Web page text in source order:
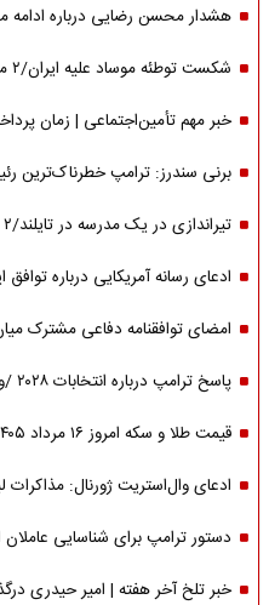
هشدار محسن رضایی درباره ادامه
شکست توطئه موساد علیه ایران/۲ مقام‌ ارشد برکنار شدند
خبر مهم تأمین‌اجتماعی | زمان
برنی سندرز: ترامپ خطرناک‌ترین
تیراندازی در یک مدرسه در تایلند/۲ کشته و ۱۵ مجروح
ادعای رسانه آمریکایی درباره توافق
امضای توافقنامه دفاعی مشترک
پاسخ ترامپ درباره انتخابات ۲۰۲۸ /ونس یا روبیو؟
قیمت طلا و سکه امروز ۱۶ مرداد ۱۴۰۵ | طلای دست دوم گرمی چند؟
ادعای وال‌استریت ژورنال:
دستور ترامپ برای شناسایی
خبر تلخ آخر هفته | امیر حیدری